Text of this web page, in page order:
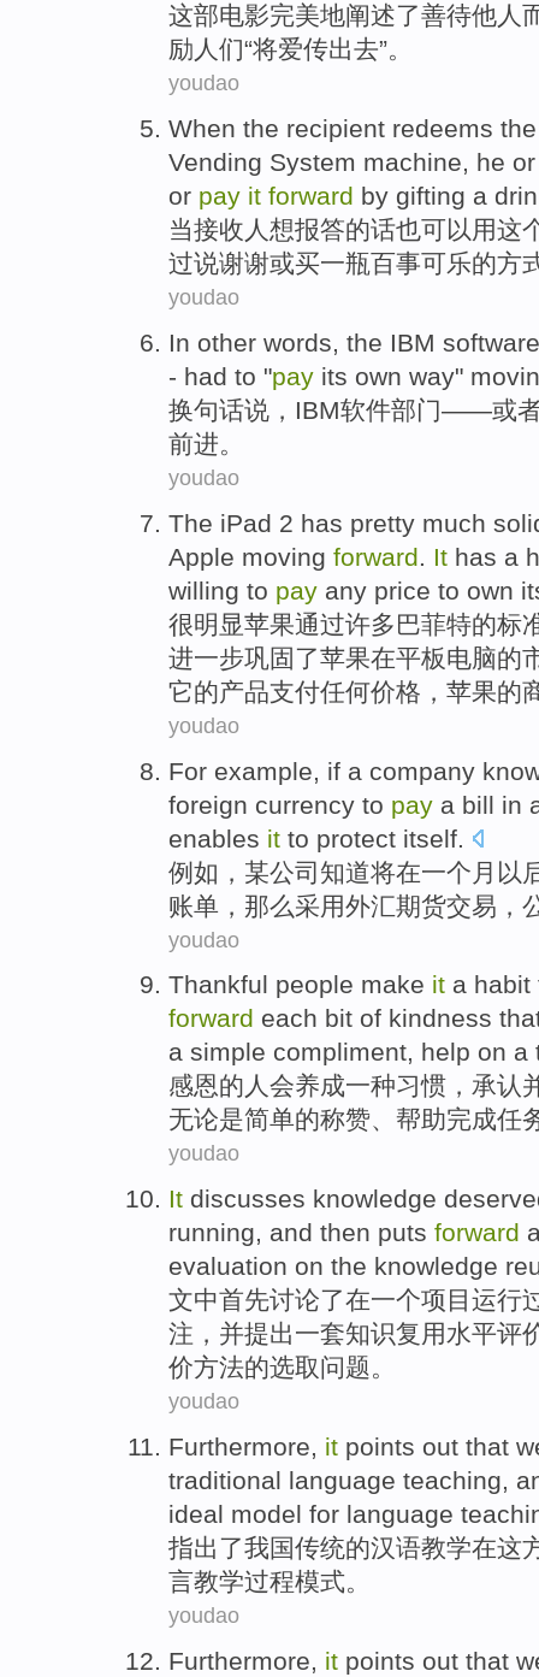
这部电影完美地阐述了善待他人
励 人们“将爱传出去”。
youdao
When the recipient redeems the
Vending System machine, he or
or pay it forward by gifting a
当接收人 想报答的话也可以用这
过说谢谢或买一瓶百事可乐的方
youdao
In other words, the IBM software
- had to "pay its own way"
换句话说， IBM软件部门——或
前进。
youdao
The iPad 2 has pretty much
Apple moving forward. It has a
willing to pay any price to own
很明显苹果通过许多巴菲特的标
进一步巩固了苹果在平板电脑的
它的产品支付任何价格 ，苹果的
youdao
For example , if a company
foreign currency to pay a bill in
enables it to protect itself.
例如 ，某公司 知道将在一个 月 以
账单 ，那么采用外汇期货交易 ，
youdao
Thankful people make it a habit
forward each bit of kindness
a simple compliment, help on a
感恩的 人 会养成一种习惯 ， 承认
无论是简单的称赞、 帮助完成任
youdao
It discusses knowledge
running, and then puts forward
evaluation on the knowledge
文中首先讨论了在一个项目运行
注 ， 并提出一套知识复用水平评
价方法的选取问题。
youdao
Furthermore, it points out that
traditional language teaching,
ideal model for language
指出了我国传统的汉语教学在这
言教学过程模式。
youdao
Furthermore, it points out that